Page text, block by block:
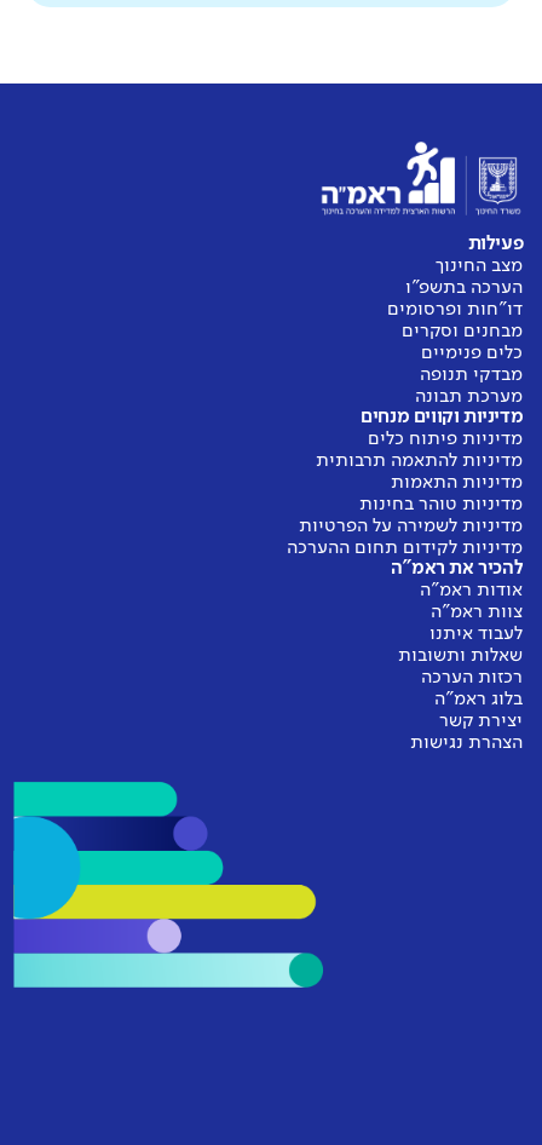
פעילות
מצב החינוך
הערכה בתשפ"ו
דו"חות ופרסומים
מבחנים וסקרים
כלים פנימיים
מבדקי תנופה
מערכת תבונה
מדיניות וקווים מנחים
מדיניות פיתוח כלים
מדיניות להתאמה תרבותית
מדיניות התאמות
מדיניות טוהר בחינות
מדיניות לשמירה על הפרטיות
מדיניות לקידום תחום ההערכה
להכיר את ראמ"ה
אודות ראמ"ה
צוות ראמ"ה
לעבוד איתנו
שאלות ותשובות
רכזות הערכה
בלוג ראמ"ה
יצירת קשר
הצהרת נגישות